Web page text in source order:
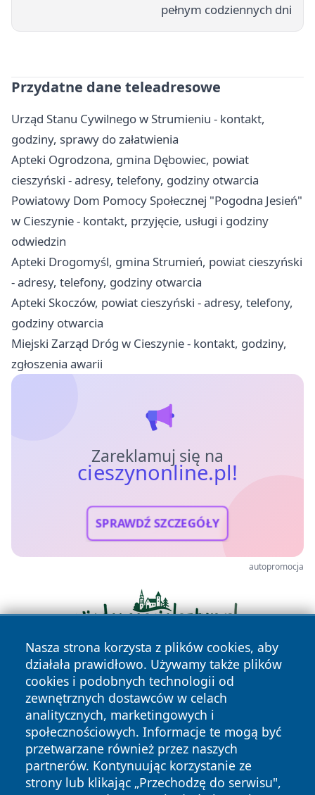
pełnym codziennych dni
Przydatne dane teleadresowe
Urząd Stanu Cywilnego w Strumieniu - kontakt,
godziny, sprawy do załatwienia
Apteki Ogrodzona, gmina Dębowiec, powiat
cieszyński - adresy, telefony, godziny otwarcia
Powiatowy Dom Pomocy Społecznej "Pogodna Jesień"
w Cieszynie - kontakt, przyjęcie, usługi i godziny
odwiedzin
Apteki Drogomyśl, gmina Strumień, powiat cieszyński
- adresy, telefony, godziny otwarcia
Apteki Skoczów, powiat cieszyński - adresy, telefony,
godziny otwarcia
Miejski Zarząd Dróg w Cieszynie - kontakt, godziny,
zgłoszenia awarii
Zareklamuj się na
cieszynonline.pl!
SPRAWDŹ SZCZEGÓŁY
autopromocja
Nasza strona korzysta z plików cookies, aby
działała prawidłowo. Używamy także plików
cookies i podobnych technologii od
zewnętrznych dostawców w celach
analitycznych, marketingowych i
społecznościowych. Informacje te mogą być
przetwarzane również przez naszych
partnerów. Kontynuując korzystanie ze
strony lub klikając „Przechodzę do serwisu",
Copyright © 2026 cieszynonline.pl Wszystkie prawa
zastrzeżone.